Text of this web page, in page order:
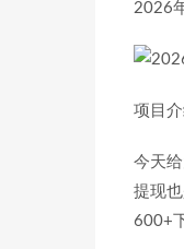
2026
项目介
今天
提现
600+